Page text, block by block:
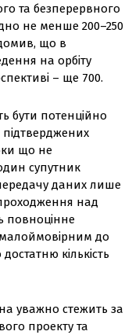
та безперервного
не менше 200–250
що в
на орбіту
– ще 700.
бути потенційно
підтверджених
що не
супутник
даних лише
над
повноцінне
до
кількість
уважно стежить за
проекту та